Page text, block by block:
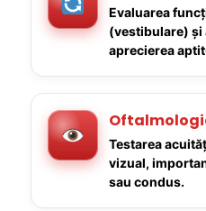
Evaluarea
(vestibulare) și
aprecierea
Testarea
vizual,
sau condus.